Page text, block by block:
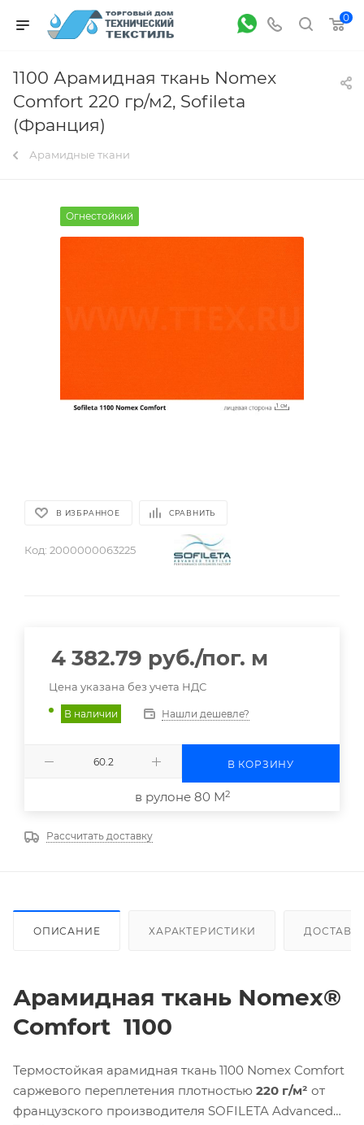
0
1100 Арамидная ткань Nomex
Comfort 220 гр/м2, Sofileta
(Франция)
Арамидные ткани
Огнестойкий
В ИЗБРАННОЕ СРАВНИТЬ
Код: 2000000063225
4 382.79 руб./пог. м
Цена указана без учета НДС
В наличии Нашли дешевле?
В КОРЗИНУ
в рулоне 80 М2
Рассчитать доставку
ОПИСАНИЕ ХАРАКТЕРИСТИКИ
Арамидная ткань Nomex®
Comfort 1100
Термостойкая арамидная ткань 1100 Nomex Comfort
саржевого переплетения плотностью 220 г/м² от
французского производителя SOFILETA Advanced